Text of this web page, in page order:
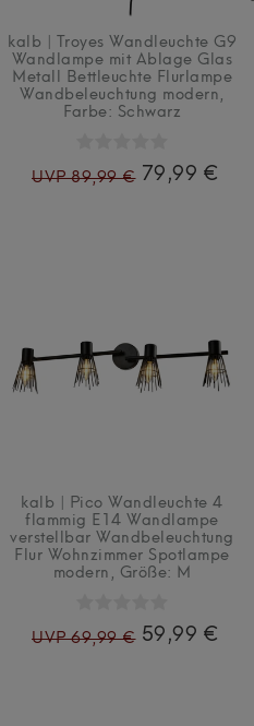
kalb | Troyes Wandleuchte G9
Wandlampe mit Ablage Glas
Metall Bettleuchte Flurlampe
Wandbeleuchtung modern ,
Farbe: Schwarz
UVP 89,99 € 79,99 €
kalb | Pico Wandleuchte 4
flammig E14 Wandlampe
verstellbar Wandbeleuchtung
Flur Wohnzimmer Spotlampe
modern , Größe: M
UVP 69,99 € 59,99 €